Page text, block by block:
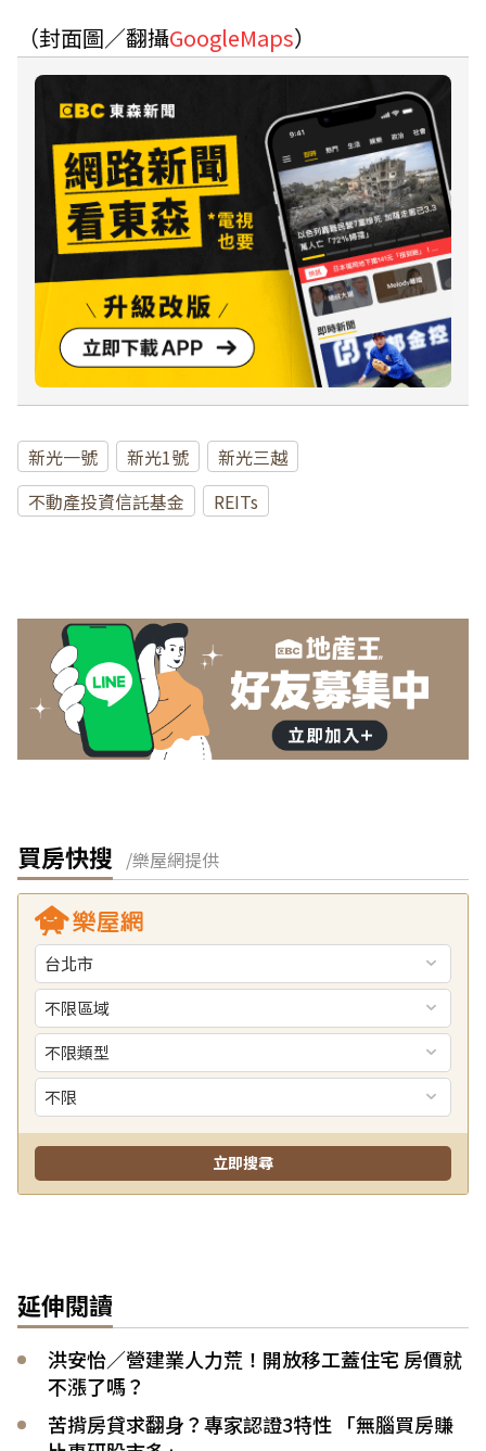
（封面圖／翻攝GoogleMaps）
新光一號 新光1號
新光三越
不動產投資信託基金
REITs
買房快搜 /樂屋網提供
延伸閱讀
洪安怡／營建業人力荒！開放移工蓋住宅 房價就
不漲了嗎？
苦揹房貸求翻身？專家認證3特性 「無腦買房賺